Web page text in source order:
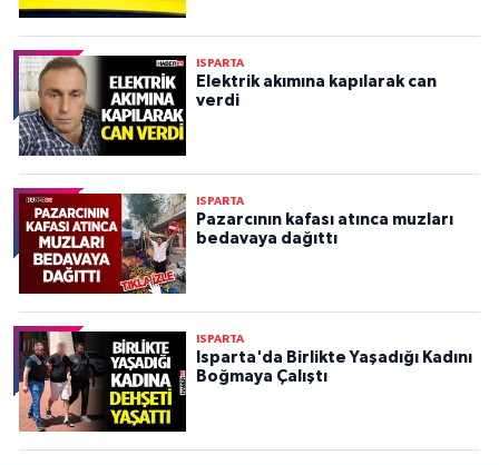
ISPARTA
Elektrik akımına kapılarak can
verdi
ISPARTA
Pazarcının kafası atınca muzları
bedavaya dağıttı
ISPARTA
Isparta'da Birlikte Yaşadığı Kadını
Boğmaya Çalıştı